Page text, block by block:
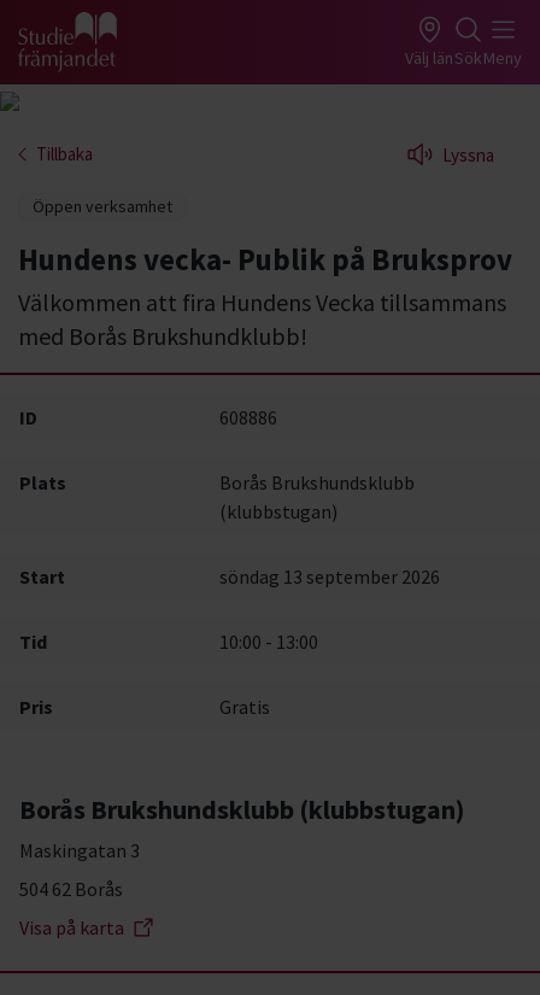
Gå till studiefrämjandets startsida Välj länSökMeny
Tillbaka Lyssna
Öppen verksamhet
Hundens vecka- Publik på Bruksprov
Välkommen att fira Hundens Vecka tillsammans
med Borås Brukshundklubb!
ID 608886
Plats
Borås Brukshundsklubb
(klubbstugan)
Start söndag 13 september 2026
Tid 10:00 - 13:00
Pris Gratis
Borås Brukshundsklubb (klubbstugan)
Maskingatan 3
504 62 Borås
Visa på karta